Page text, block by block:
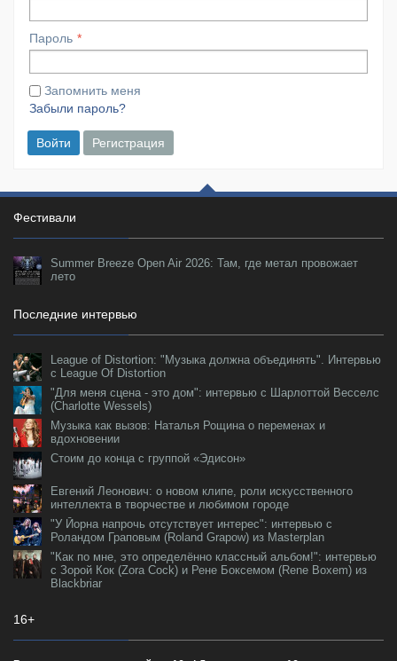
Пароль
Запомнить меня
Забыли пароль?
Войти Регистрация
Фестивали
Summer Breeze Open Air 2026: Там, где метал провожает
лето
Последние интервью
League of Distortion: "Музыка должна объединять". Интервью
с League Of Distortion
"Для меня сцена - это дом": интервью с Шарлоттой Весселс
(Charlotte Wessels)
Музыка как вызов: Наталья Рощина о переменах и
вдохновении
Стоим до конца с группой «Эдисон»
Евгений Леонович: о новом клипе, роли искусственного
интеллекта в творчестве и любимом городе
"У Йорна напрочь отсутствует интерес": интервью с
Роландом Граповым (Roland Grapow) из Masterplan
"Как по мне, это определённо классный альбом!": интервью
с Зорой Кок (Zora Cock) и Рене Боксемом (Rene Boxem) из
Blackbriar
16+